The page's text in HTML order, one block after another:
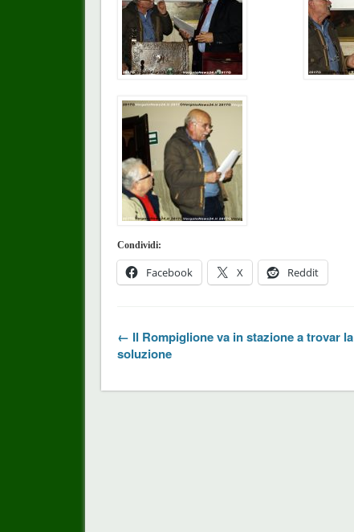
Condividi:
Facebook X Reddit
← Il Rompiglione va in stazione a trovar la
soluzione